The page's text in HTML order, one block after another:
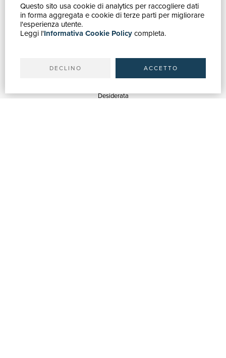
Questo sito usa cookie di analytics per raccogliere dati
in forma aggregata e cookie di terze parti per migliorare
l'esperienza utente.
Leggi l'Informativa Cookie Policycompleta.
DECLINO ACCETTO
GUIDA ACQUISTI
Catalogo
Ricerca avanzata
Spedizioni
Desiderata